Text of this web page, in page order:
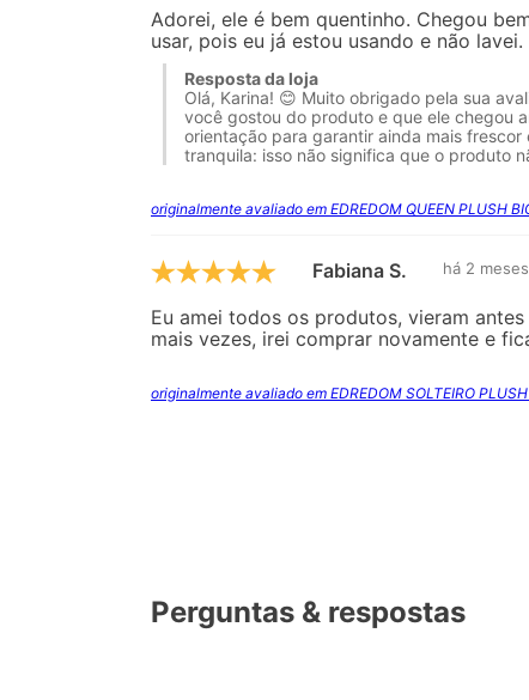
Adorei, ele é bem quentinho. Chegou
usar, pois eu já estou usando e não lavei.
Resposta da loja
Olá, Karina! 😊 Muito obrigado pela sua
você gostou do produto e que ele chegou
orientação para garantir ainda mais
tranquila: isso não significa que o produto
originalmente avaliado em EDREDOM QUEEN PLUSH
Fabiana S. há 2 meses
Eu amei todos os produtos, vieram
mais vezes, irei comprar novamente e
originalmente avaliado em EDREDOM SOLTEIRO
Perguntas & respostas